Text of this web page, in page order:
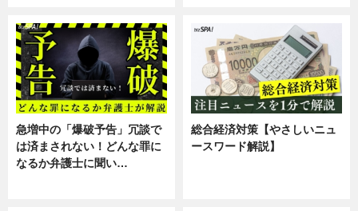
急増中の「爆破予告」冗談で
は済まされない！どんな罪に
なるか弁護士に聞い…
総合経済対策【やさしいニュ
ースワード解説】